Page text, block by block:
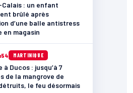
: un enfant
brûlé après
d’une balle antistress
en magasin
MARTINIQUE
à Ducos : jusqu’à 7
de la mangrove de
le feu désormais